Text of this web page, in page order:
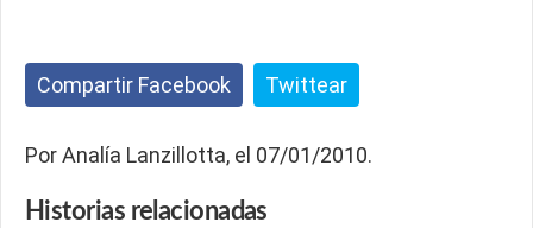
Compartir Facebook Twittear
Por Analía Lanzillotta, el 07/01/2010.
Historias relacionadas